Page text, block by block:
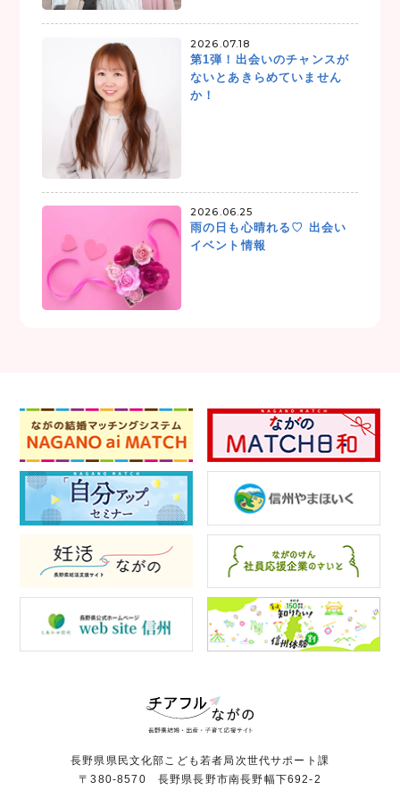
2026.07.18
第1弾！出会いのチャンスが
ないとあきらめていません
か！
2026.06.25
雨の日も心晴れる♡ 出会い
イベント情報
長野県県民文化部こども若者局次世代サポート課
〒380-8570 長野県長野市南長野幅下692-2